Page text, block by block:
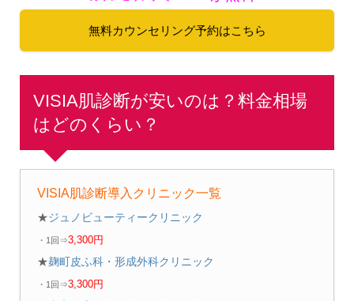
無料カウンセリング予約はこちら
VISIA肌診断が安いのは？料金相場
はどのくらい？
VISIA肌診断導入クリニック一覧
★ジュノビューティークリニック
・1回⇒3,300円
★麹町皮ふ科・形成外科クリニック
・1回⇒3,300円